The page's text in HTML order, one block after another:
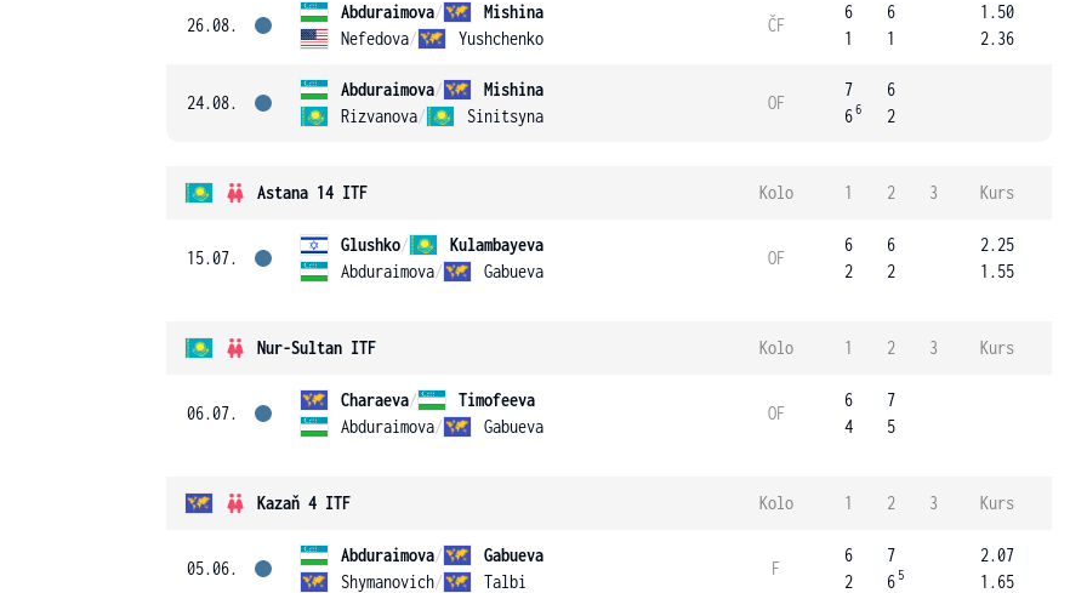
26.08.
Abduraimova/
Mishina
Nefedova/ Yushchenko
ČF
6
1
6
1
1.50
2.36
24.08.
Abduraimova/
Mishina
Rizvanova/ Sinitsyna
OF
7
66
6
2
Astana 14 ITF Kolo 1 2 3 Kurs
15.07.
Glushko/
Kulambayeva
Abduraimova/ Gabueva
OF
6
2
6
2
2.25
1.55
Nur-Sultan ITF Kolo 1 2 3 Kurs
06.07.
Charaeva/
Timofeeva
Abduraimova/ Gabueva
OF
6
4
7
5
Kazaň 4 ITF Kolo 1 2 3 Kurs
05.06.
Abduraimova/
Gabueva
Shymanovich/ Talbi
F
6
2
7
6 5
2.07
1.65